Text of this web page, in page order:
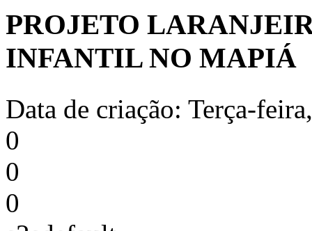
PROJETO
INFANTIL NO MAPIÁ
Data de criação: Terça-
0
0
0